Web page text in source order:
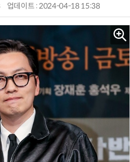
업데이트 : 2024-04-18 15:38